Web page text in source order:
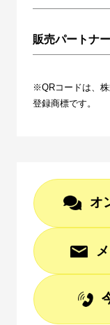
販売パートナ
※QRコードは、
登録商標です。
オ